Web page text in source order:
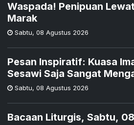
Waspada! Penipuan Lewat
Marak
Sabtu, 08 Agustus 2026
Pesan Inspiratif: Kuasa
Sesawi Saja Sangat
Sabtu, 08 Agustus 2026
Bacaan Liturgis, Sabtu,